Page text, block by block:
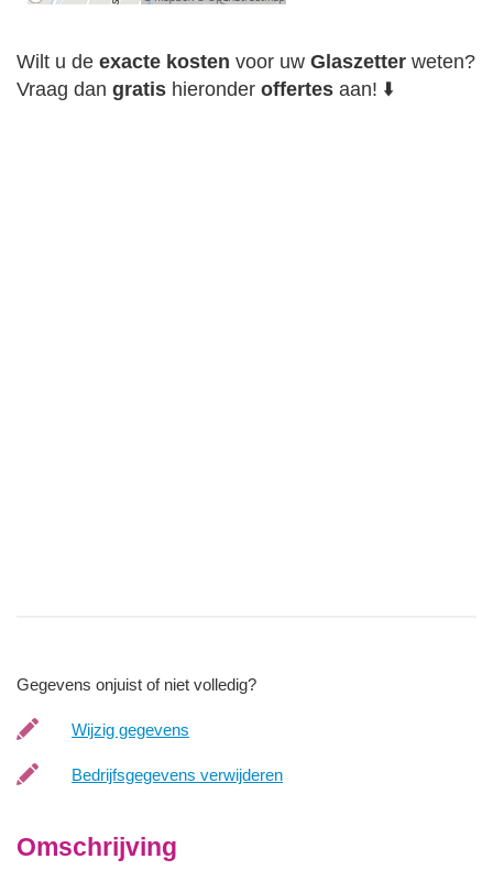
Wilt u de exacte kosten voor uw Glaszetter weten?
Vraag dan gratis hieronder offertes aan! ⬇️
Gegevens onjuist of niet volledig?
Wijzig gegevens
Bedrijfsgegevens verwijderen
Omschrijving